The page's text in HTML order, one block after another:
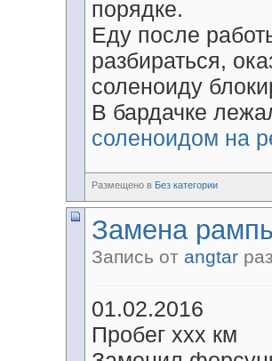
порядке.
Еду после
разбираться,
соленоиду
В бардачке
соленоидом на
Размещено в Без категории
Замена
Запись от angtar
01.02.2016
Пробег ххх км